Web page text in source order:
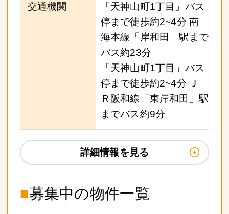
交通機関
「天神山町1丁目」バス
停まで徒歩約2~4分 南
海本線「岸和田」駅まで
バス約23分
「天神山町1丁目」バス
停まで徒歩約2~4分 Ｊ
Ｒ阪和線「東岸和田」駅
までバス約9分
詳細情報を見る
■募集中の物件一覧